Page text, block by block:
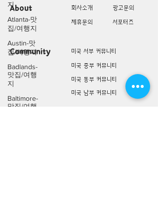
지
Atlanta-맛
집/여행지
Austin-맛
집/여행지
Badlands-
맛집/여행
지
Baltimore-
맛집/여행
About 회사소개
광고문의
제휴문의
서포터즈
Community
미국 서부 커뮤니티
미국 중부 커뮤니티
미국 동부 커뮤니티
미국 남부 커뮤니티